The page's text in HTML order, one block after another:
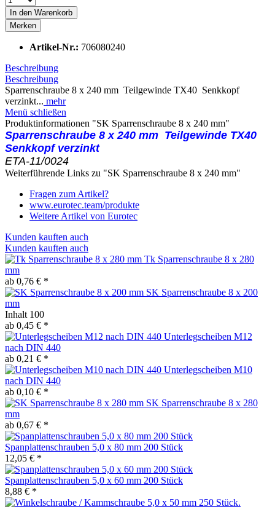
In den Warenkorb
Merken
Artikel-Nr.: 706080240
Beschreibung
Beschreibung
Sparrenschraube 8 x 240 mm Teilgewinde TX40 Senkkopf
verzinkt... mehr
Menü schließen
Produktinformationen "SK Sparrenschraube 8 x 240 mm"
Sparrenschraube 8 x 240 mm Teilgewinde TX40
Senkkopf verzinkt
ETA-11/0024
Weiterführende Links zu "SK Sparrenschraube 8 x 240 mm"
Fragen zum Artikel?
www.eurotec.team/produkte
Weitere Artikel von Eurotec
Kunden kauften auch
Kunden kauften auch
Tk Sparrenschraube 8 x 280
mm
ab 0,76 € *
SK Sparrenschraube 8 x 200
mm
Inhalt 100
ab 0,45 € *
Unterlegscheiben M12
nach DIN 440
ab 0,21 € *
Unterlegscheiben M10
nach DIN 440
ab 0,10 € *
SK Sparrenschraube 8 x 280
mm
ab 0,67 € *
Spanplattenschrauben 5,0 x 80 mm 200 Stück
12,05 € *
Spanplattenschrauben 5,0 x 60 mm 200 Stück
8,88 € *